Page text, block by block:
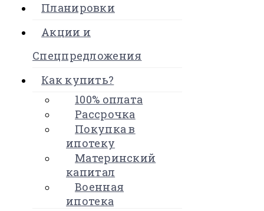
Планировки
Акции и
Спецпредложения
Как купить?
100% оплата
Рассрочка
Покупка в
ипотеку
Материнский
капитал
Военная
ипотека